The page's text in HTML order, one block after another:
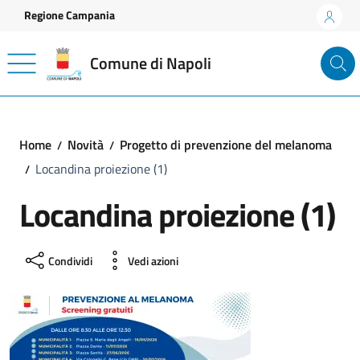
Vai ai contenuti
Vai al footer
Regione Campania
Comune di Napoli
Home Novità
Progetto di prevenzione del melanoma
Locandina proiezione (1)
Locandina proiezione (1)
Condividi Vedi azioni